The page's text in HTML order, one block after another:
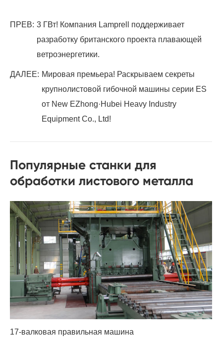
ПРЕВ: 3 ГВт! Компания Lamprell поддерживает
разработку британского проекта плавающей
ветроэнергетики.
ДАЛЕЕ: Мировая премьера! Раскрываем секреты
крупнолистовой гибочной машины серии ES
от New EZhong·Hubei Heavy Industry
Equipment Co., Ltd!
Популярные станки для
обработки листового металла
17-валковая правильная машина